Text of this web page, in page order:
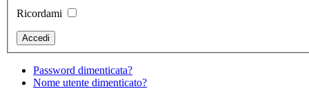
Ricordami
Password dimenticata?
Nome utente dimenticato?